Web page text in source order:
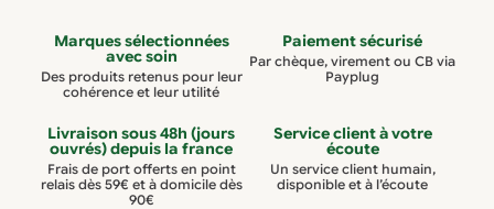
Marques sélectionnées
avec soin
Des produits retenus pour leur
cohérence et leur utilité
Paiement sécurisé
Par chèque, virement ou CB via
Payplug
Livraison sous 48h (jours
ouvrés) depuis la france
Frais de port offerts en point
relais dès 59€ et à domicile dès
90€
Service client à votre
écoute
Un service client humain,
disponible et à l’écoute